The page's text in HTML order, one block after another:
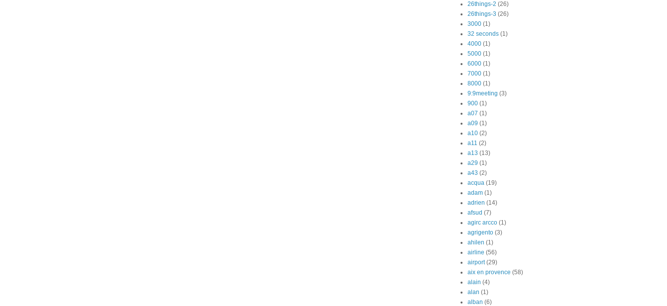
26things-2 (26)
26things-3 (26)
3000 (1)
32 seconds (1)
4000 (1)
5000 (1)
6000 (1)
7000 (1)
8000 (1)
9:9meeting (3)
900 (1)
a07 (1)
a09 (1)
a10 (2)
a11 (2)
a13 (13)
a29 (1)
a43 (2)
acqua (19)
adam (1)
adrien (14)
afsud (7)
agirc arcco (1)
agrigento (3)
ahilen (1)
airline (56)
airport (29)
aix en provence (58)
alain (4)
alan (1)
alban (6)